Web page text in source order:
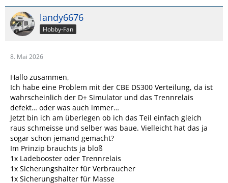
landy6676
Hobby-Fan
8. Mai 2026
Hallo zusammen,
Ich habe eine Problem mit der CBE DS300 Verteilung, da ist
wahrscheinlich der D+ Simulator und das Trennrelais
defekt… oder was auch immer…
Jetzt bin ich am überlegen ob ich das Teil einfach gleich
raus schmeisse und selber was baue. Vielleicht hat das ja
sogar schon jemand gemacht?
Im Prinzip brauchts ja bloß
1x Ladebooster oder Trennrelais
1x Sicherungshalter für Verbraucher
1x Sicherungshalter für Masse